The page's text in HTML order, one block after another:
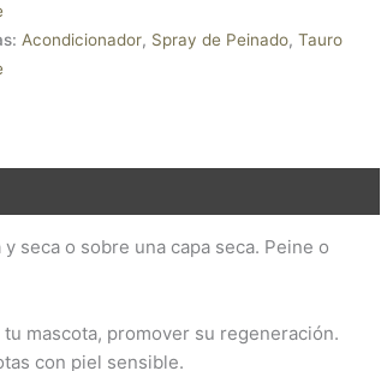
Acondicionador, Spray de Peinado, Tauro
seca o sobre una capa seca. Peine o
mascota, promover su regeneración.
con piel sensible.